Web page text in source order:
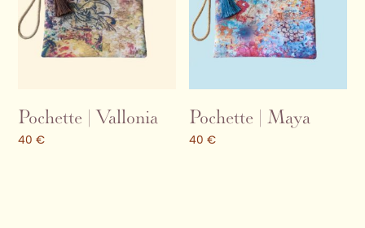
Pochette | Vallonia
40€
Pochette | Maya
40€